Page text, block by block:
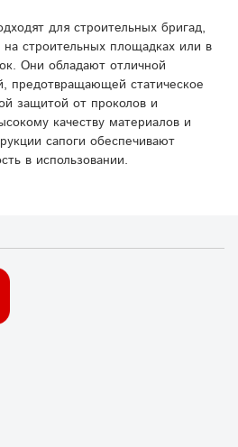
для строительных бригад,
строительных площадках или в
Они обладают отличной
предотвращающей статическое
защитой от проколов и
качеству материалов и
сапоги обеспечивают
в использовании.